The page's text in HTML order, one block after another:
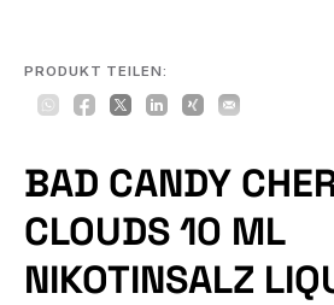
PRODUKT TEILEN:
BAD CANDY
CLOUDS 10 ML
NIKOTINSALZ